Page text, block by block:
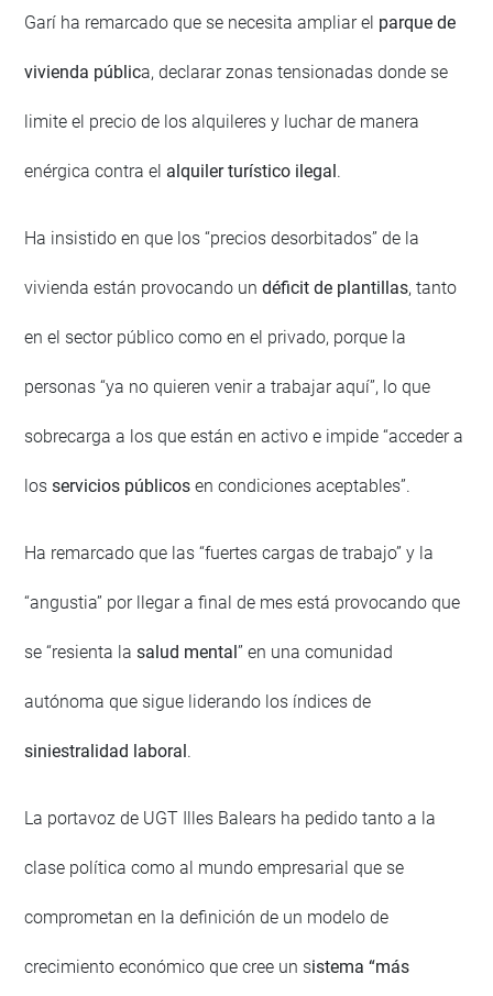
Garí ha remarcado que se necesita ampliar el parque de
vivienda pública, declarar zonas tensionadas donde se
limite el precio de los alquileres y luchar de manera
enérgica contra el alquiler turístico ilegal .
Ha insistido en que los “precios desorbitados” de la
vivienda están provocando undéficit de plantillas, tanto
en el sector público como en el privado, porque la
personas “ya no quieren venir a trabajar aquí”, lo que
sobrecarga a los que están en activo e impide “acceder a
losservicios públicosen condiciones aceptables”.
Ha remarcado que las “fuertes cargas de trabajo” y la
“angustia” por llegar a final de mes está provocando que
se “resienta lasalud mental” en una comunidad
autónoma que sigue liderando los índices de
siniestralidad laboral .
La portavoz de UGT Illes Balears ha pedido tanto a la
clase política como al mundo empresarial que se
comprometan en la definición de un modelo de
crecimiento económico que cree un sistema “más